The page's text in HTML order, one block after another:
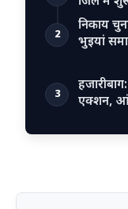
2
निकाय
भुइयां
3
एक्शन,